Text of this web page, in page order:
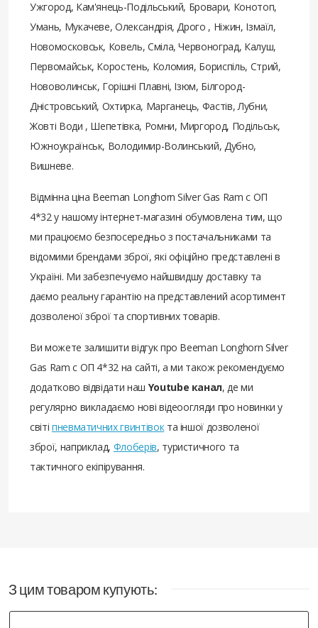
Ужгород, Кам'янець-Подільський, Бровари, Конотоп,
Умань, Мукачеве, Олександрія, Дрого , Ніжин, Ізмаїл,
Новомосковськ, Ковель, Сміла, Червоноград, Калуш,
Первомайськ, Коростень, Коломия, Бориспіль, Стрий,
Нововолинськ, Горішні Плавні, Ізюм, Білгород-
Дністровський, Охтирка, Марганець, Фастів, Лубни,
Жовті Води , Шепетівка, Ромни, Миргород, Подільськ,
Южноукраїнськ, Володимир-Волинський, Дубно,
Вишневе.
Відмінна ціна Beeman Longhorn Silver Gas Ram с ОП
4*32 у нашому інтернет-магазині обумовлена ​​тим, що
ми працюємо безпосередньо з постачальниками та
відомими брендами зброї, які офіційно представлені в
Україні. Ми забезпечуємо найшвидшу доставку та
даємо реальну гарантію на представлений асортимент
дозволеної зброї та спортивних товарів.
Ви можете залишити відгук про Beeman Longhorn Silver
Gas Ram с ОП 4*32 на сайті, а ми також рекомендуємо
додатково відвідати наш Youtube канал, де ми
регулярно викладаємо нові відеоогляди про новинки у
світі пневматичних гвинтівокта іншої дозволеної
зброї, наприклад, Флоберів, туристичного та
тактичного екіпірування.
З цим товаром купують: